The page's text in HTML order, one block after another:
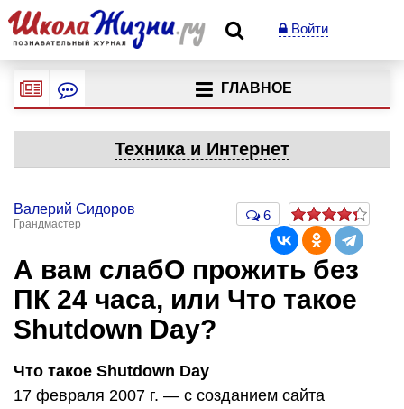
Войти
ГЛАВНОЕ
Техника и Интернет
Валерий Сидоров
Грандмастер
6
А вам слабО прожить без
ПК 24 часа, или Что такое
Shutdown Day?
Что такое Shutdown Day
17 февраля 2007 г. — с созданием сайта